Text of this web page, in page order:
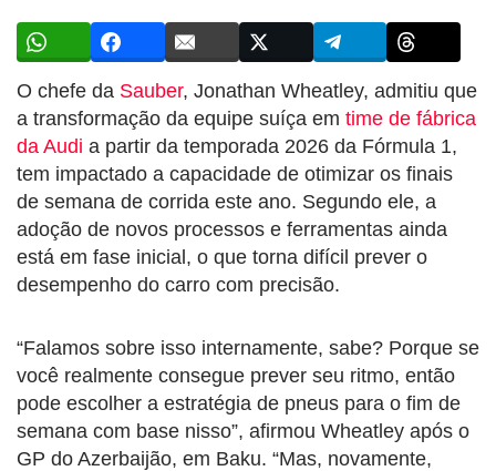
O chefe da Sauber, Jonathan Wheatley, admitiu que
a transformação da equipe suíça em time de fábrica
da Audi a partir da temporada 2026 da Fórmula 1,
tem impactado a capacidade de otimizar os finais
de semana de corrida este ano. Segundo ele, a
adoção de novos processos e ferramentas ainda
está em fase inicial, o que torna difícil prever o
desempenho do carro com precisão.
“Falamos sobre isso internamente, sabe? Porque se
você realmente consegue prever seu ritmo, então
pode escolher a estratégia de pneus para o fim de
semana com base nisso”, afirmou Wheatley após o
GP do Azerbaijão, em Baku. “Mas, novamente,